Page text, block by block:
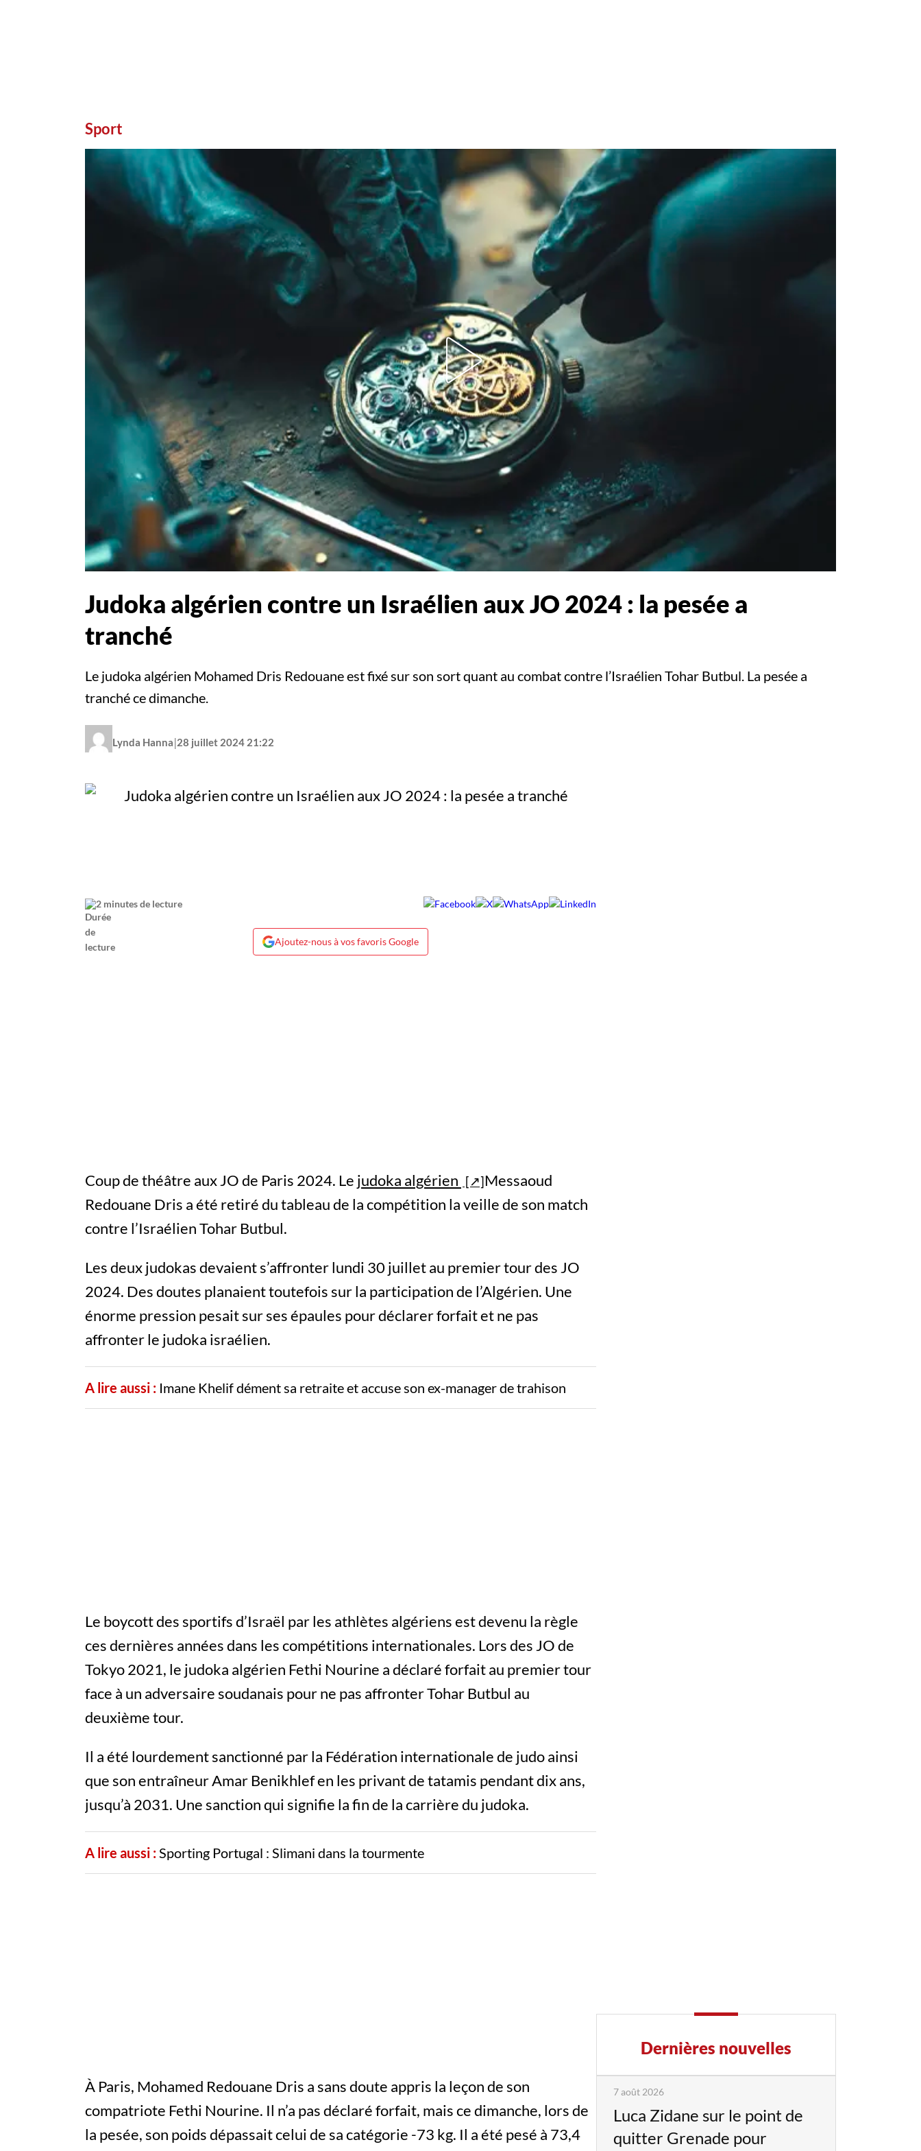
Sport
Judoka algérien contre un Israélien aux JO 2024 : la pesée a
tranché
Le judoka algérien Mohamed Dris Redouane est fixé sur son sort quant au combat contre l’Israélien Tohar Butbul. La pesée a
tranché ce dimanche.
Lynda Hanna|28 juillet 2024 21:22
2 minutes de lecture
Ajoutez-nous à vos favoris Google
Coup de théâtre aux JO de Paris 2024. Le judoka algérien
Messaoud
Redouane Dris a été retiré du tableau de la compétition la veille de son match
contre l’Israélien Tohar Butbul.
Les deux judokas devaient s’affronter lundi 30 juillet au premier tour des JO
2024. Des doutes planaient toutefois sur la participation de l’Algérien. Une
énorme pression pesait sur ses épaules pour déclarer forfait et ne pas
affronter le judoka israélien.
A lire aussi : Imane Khelif dément sa retraite et accuse son ex-manager de trahison
Le boycott des sportifs d’Israël par les athlètes algériens est devenu la règle
ces dernières années dans les compétitions internationales. Lors des JO de
Tokyo 2021, le judoka algérien Fethi Nourine a déclaré forfait au premier tour
face à un adversaire soudanais pour ne pas affronter Tohar Butbul au
deuxième tour.
Il a été lourdement sanctionné par la Fédération internationale de judo ainsi
que son entraîneur Amar Benikhlef en les privant de tatamis pendant dix ans,
jusqu’à 2031. Une sanction qui signifie la fin de la carrière du judoka.
A lire aussi :Sporting Portugal : Slimani dans la tourmente
À Paris, Mohamed Redouane Dris a sans doute appris la leçon de son
compatriote Fethi Nourine. Il n’a pas déclaré forfait, mais ce dimanche, lors de
la pesée, son poids dépassait celui de sa catégorie -73 kg. Il a été pesé à 73,4
Dernières nouvelles
7 août 2026
Luca Zidane sur le point de
quitter Grenade pour